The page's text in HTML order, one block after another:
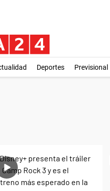
Deportes Previsional